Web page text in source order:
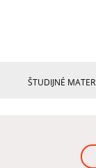
ŠTUDIJNÉ